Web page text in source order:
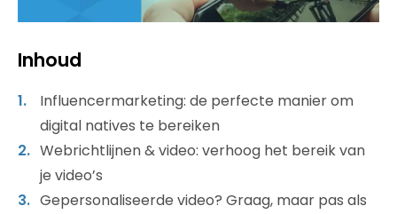
Inhoud
Influencermarketing: de perfecte manier om
digital natives te bereiken
Webrichtlijnen & video: verhoog het bereik van
je video’s
Gepersonaliseerde video? Graag, maar pas als